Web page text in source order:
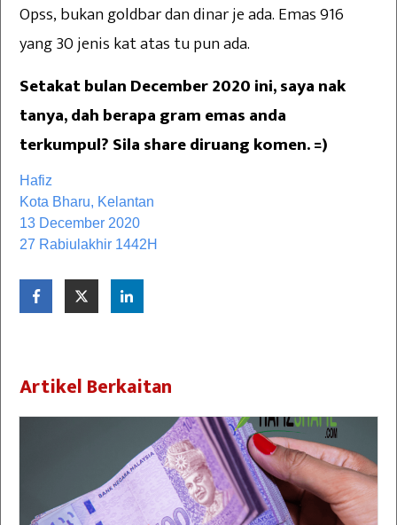
Opss, bukan goldbar dan dinar je ada. Emas 916
yang 30 jenis kat atas tu pun ada.
Setakat bulan December 2020 ini, saya nak
tanya, dah berapa gram emas anda
terkumpul? Sila share diruang komen. =)
Hafiz
Kota Bharu, Kelantan
13 December 2020
27 Rabiulakhir 1442H
Artikel Berkaitan